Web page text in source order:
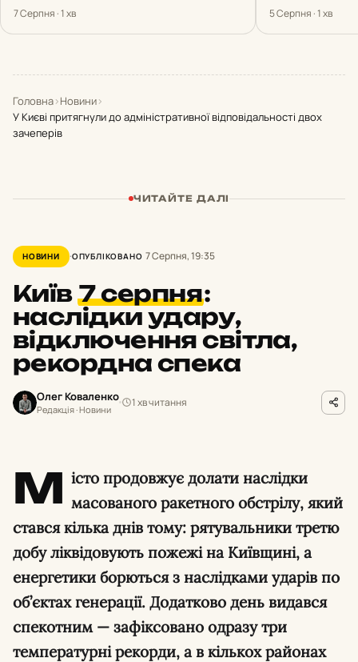
7 Серпня · 1 хв 5 Серпня · 1 хв
Головна›Новини›
У Києві притягнули до адміністративної відповідальності двох
зачеперів
ЧИТАЙТЕ ДАЛІ
НОВИНИ ОПУБЛІКОВАНО 7 Серпня, 19:35
Київ7 серпня:
наслідки удару,
відключення світла,
рекордна спека
Олег Коваленко
Редакція · Новини
1 хв читання
М істо продовжує долати наслідки
масованого ракетного обстрілу, який
стався кілька днів тому: рятувальники третю
добу ліквідовують пожежі на Київщині, а
енергетики борються з наслідками ударів по
об’єктах генерації. Додатково день видався
спекотним — зафіксовано одразу три
температурні рекорди, а в кількох районах